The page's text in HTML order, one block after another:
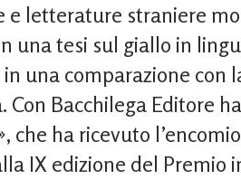
e letterature straniere
una tesi sul giallo in
in una comparazione
Con Bacchilega Editore
che ha ricevuto
IX edizione del Premio